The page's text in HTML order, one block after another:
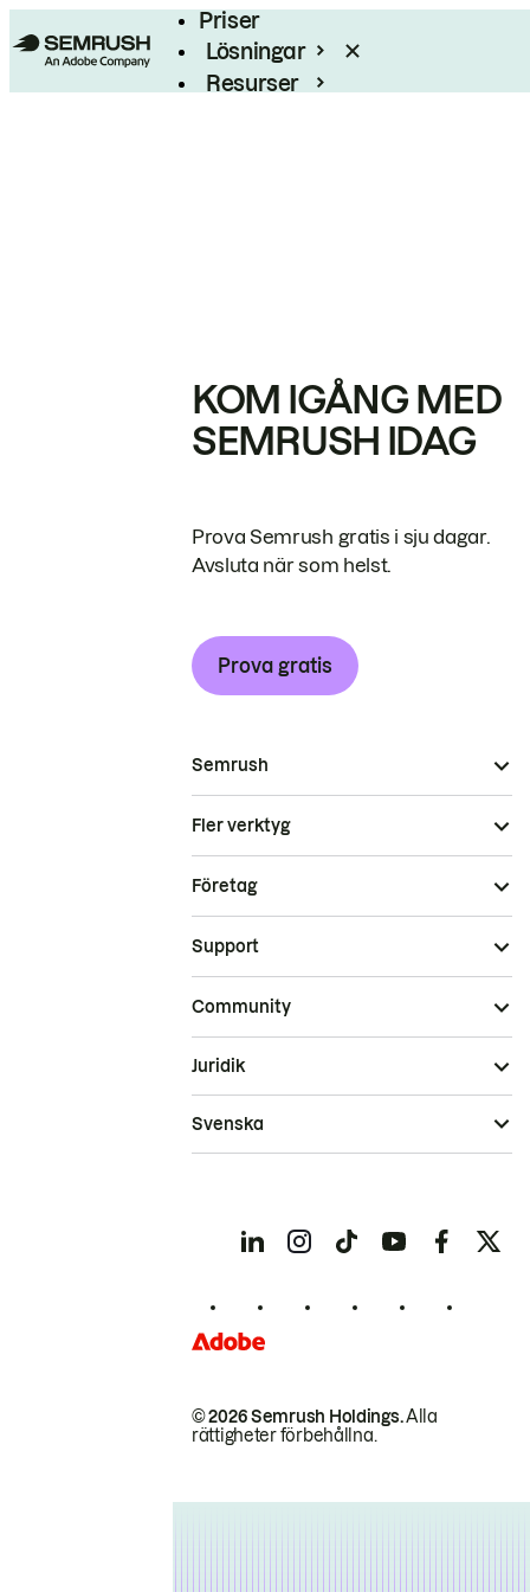
Priser
Lösningar
Resurser
KOM IGÅNG MED
SEMRUSH IDAG
Prova Semrush gratis i sju dagar.
Avsluta när som helst.
Prova gratis
Semrush
Fler verktyg
Företag
Support
Community
© 2026 Semrush Holdings.Alla
rättigheter förbehållna.
Juridik
Svenska